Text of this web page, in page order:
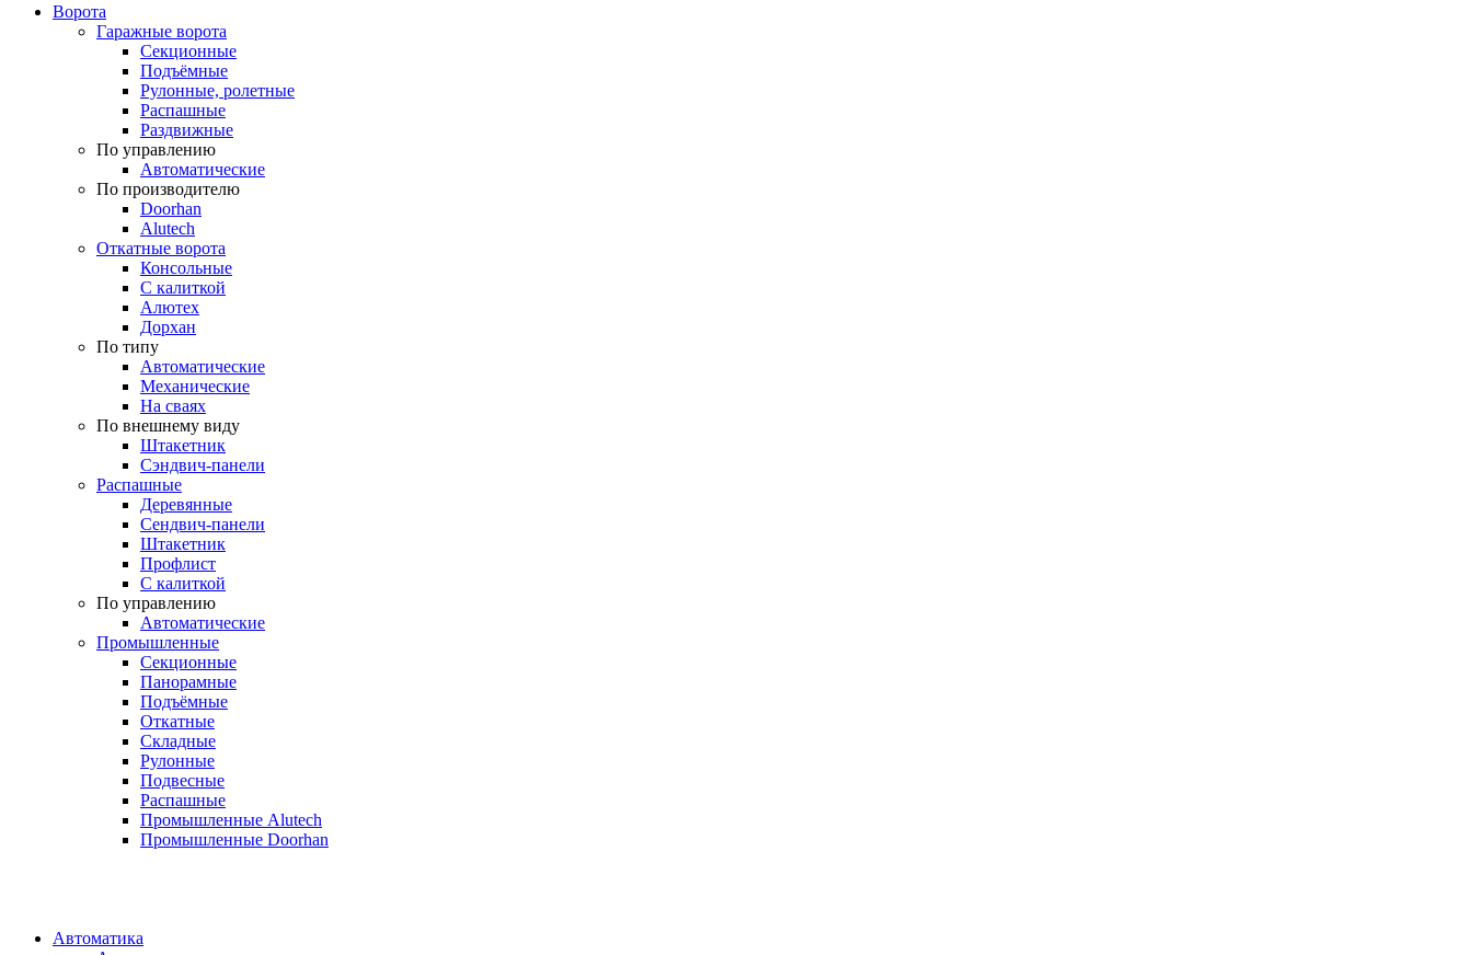
Ворота
Гаражные ворота
Секционные
Подъёмные
Рулонные, ролетные
Распашные
Раздвижные
По управлению
Автоматические
По производителю
Doorhan
Alutech
Откатные ворота
Консольные
С калиткой
Алютех
Дорхан
По типу
Автоматические
Механические
На сваях
По внешнему виду
Штакетник
Сэндвич-панели
Распашные
Деревянные
Сендвич-панели
Штакетник
Профлист
С калиткой
По управлению
Автоматические
Промышленные
Секционные
Панорамные
Подъёмные
Откатные
Складные
Рулонные
Подвесные
Распашные
Промышленные Alutech
Промышленные Doorhan
Автоматика